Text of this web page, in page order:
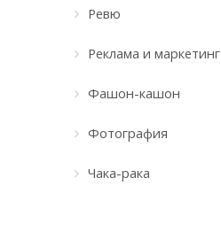
Ревю
Реклама и маркетинг
Фашон-кашон
Фотография
Чака-рака